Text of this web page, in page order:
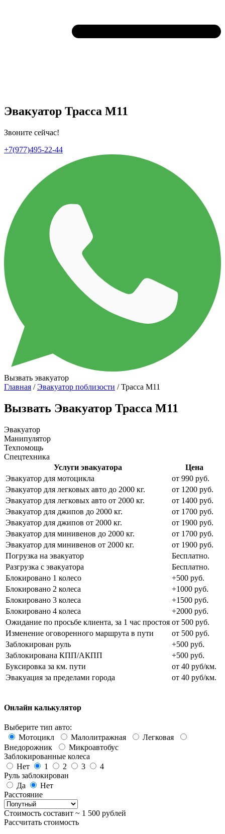
Эвакуатор Трасса М11
Звоните сейчас!
+7(977)495-22-44
Вызвать эвакуатор
Главная /Эвакуатор поблизости / Трасса М11
Вызвать Эвакуатор Трасса М11
Эвакуатор
Манипулятор
Техпомощь
Спецтехника
Услуги эвакуатора
Цена
Эвакуатор для мотоцикла
от 990 руб.
Эвакуатор для легковых авто до 2000 кг.
от 1200 руб.
Эвакуатор для легковых авто от 2000 кг.
от 1400 руб.
Эвакуатор для джипов до 2000 кг.
от 1700 руб.
Эвакуатор для джипов от 2000 кг.
от 1900 руб.
Эвакуатор для минивенов до 2000 кг.
от 1700 руб.
Эвакуатор для минивенов от 2000 кг.
от 1900 руб.
Погрузка на эвакуатор
Бесплатно.
Разгрузка с эвакуатора
Бесплатно.
Блокировано 1 колесо
+500 руб.
Блокировано 2 колеса
+1000 руб.
Блокировано 3 колеса
+1500 руб.
Блокировано 4 колеса
+2000 руб.
Ожидание по просьбе клиента, за 1 час простоя от 500 руб.
Изменение оговоренного маршрута в пути
от 500 руб.
Заблокирован руль
+500 руб.
Заблокирована КПП/АКПП
+500 руб.
Буксировка за км. пути
от 40 руб/км.
Эвакуация за пределами города
от 40 руб/км.
Онлайн калькулятор
Выберите тип авто:
Мотоцикл
Малолитражная
Легковая
Внедорожник
Микроавтобус
Заблокированные колеса
Нет
1 2 3
4
Руль заблокирован
Да
Нет
Расстояние
Стоимость составит ~ 1 500 рублей
Рассчитать стоимость